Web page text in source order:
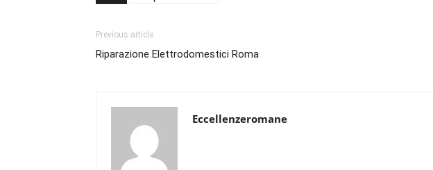
Previous article
Riparazione Elettrodomestici Roma
Eccellenzeromane